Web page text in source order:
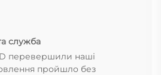
служба
перевершили наші
пройшло без